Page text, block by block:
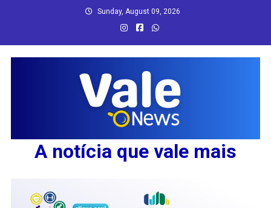
Sunday, August 09, 2026
A notícia que vale mais